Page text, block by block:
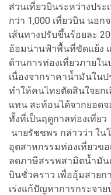
ส่วนเที่ยวบินระหว่างประ
กว่า 1,000 เที่ยวบิน นอก
เส้นทางปรับขึ้นร้อยละ
อ้อมน่านฟ้าพื้นที่ขัดแย้ง
ด้านการท่องเที่ยวภายใ
เนื่องจากราคาน้ำมันใน
ทำให้คนไทยตัดสินใจยก
แทน สะท้อนได้จากยอด
ทั้งที่เป็นฤดูกาลท่องเ
นายรัชชพร กล่าวว่า ใน
อุตสาหกรรมท่องเที่ยวข
ลดภาษีสรรพสามิตน้ำมัน
บินชั่วคราว เพื่ออุ้มสายก
เร่งแก้ปัญหาการกระจา